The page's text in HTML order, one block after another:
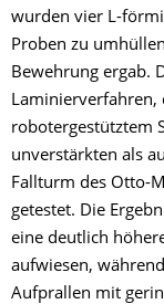
wurden vier L-
Proben zu
Bewehrung ergab.
Laminierverfahren,
robotergestütztem
unverstärkten als
Fallturm des Otto-
getestet. Die
eine deutlich
aufwiesen,
Aufprallen mit